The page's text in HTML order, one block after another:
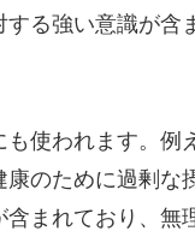
る強い意識が含
使われます。例
のために過剰な
まれており、無